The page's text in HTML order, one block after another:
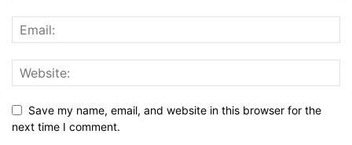
Save my name, email, and website in this browser for the
next time I comment.